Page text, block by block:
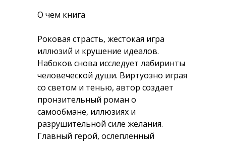
О чем книга
Роковая страсть, жестокая игра
иллюзий и крушение идеалов.
Набоков снова исследует лабиринты
человеческой души. Виртуозно играя
со светом и тенью, автор создает
пронзительный роман о
самообмане, иллюзиях и
разрушительной силе желания.
Главный герой, ослепленный